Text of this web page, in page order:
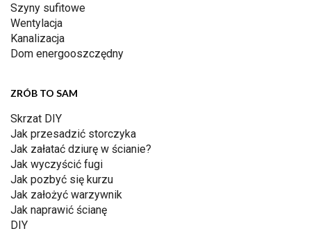
Szyny sufitowe
Wentylacja
Kanalizacja
Dom energooszczędny
ZRÓB TO SAM
Skrzat DIY
Jak przesadzić storczyka
Jak załatać dziurę w ścianie?
Jak wyczyścić fugi
Jak pozbyć się kurzu
Jak założyć warzywnik
Jak naprawić ścianę
DIY